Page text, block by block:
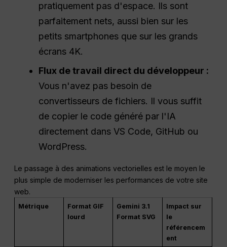
pratiquement pas d'espace. Ils sont
parfaitement nets, aussi bien sur les
petits smartphones que sur les grands
écrans 4K.
Flux de travail direct du développeur :
Vous n'avez pas besoin de
convertisseurs de fichiers. Il vous suffit
de copier le code généré par l'IA
directement dans VS Code, GitHub ou
WordPress.
Le passage à des animations vectorielles est le moyen le
plus simple de moderniser les performances de votre site
web.
Métrique
Format GIF
lourd
Gemini 3.1
Format SVG
Impact sur
le
référencem
ent